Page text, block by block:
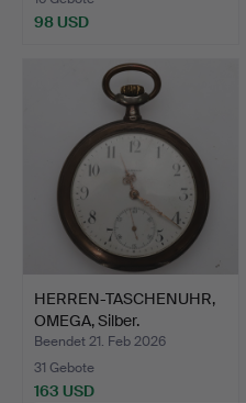
98 USD
HERREN-TASCHENUHR,
OMEGA, Silber.
Beendet 21. Feb 2026
31 Gebote
163 USD